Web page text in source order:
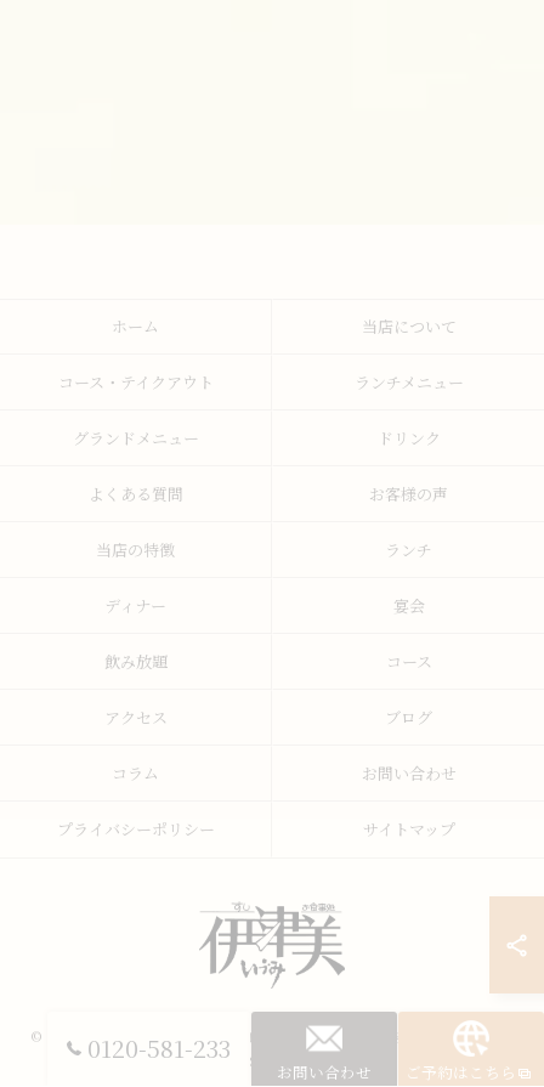
0120-581-233
お問い合わせ ご予約はこちら
ホーム 当店について
コース・テイクアウト ランチメニュー
グランドメニュー ドリンク
よくある質問 お客様の声
当店の特徴 ランチ
ディナー 宴会
飲み放題 コース
アクセス ブログ
コラム お問い合わせ
プライバシーポリシー サイトマップ
© 2026 山梨県甲府の寿司ならすし・うまいもの処 伊津美 ALL RIGHTS
RESERVED.